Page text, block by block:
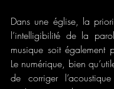
Dans une église, la
l’intelligibilité de la
musique soit également
Le numérique, bien
de corriger